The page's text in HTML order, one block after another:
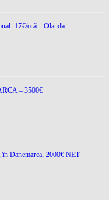
-17€/oră – Olanda
– 3500€
Danemarca, 2000€ NET